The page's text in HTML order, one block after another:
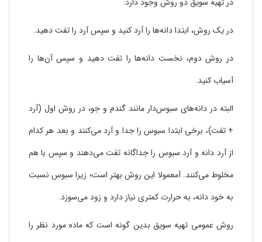
در یک روش، ابتدا دانه‌ها را آرد کنید و سپس آرد را تفت دهید.
در روش دوم، نخست دانه‌ها را تفت دهید و سپس آن‌ها را
آسیاب کنید.
البته در دانه‌های سبوس‌دار مانند گندم و جو، در روش اول (آرد
+ تفت)، برخی ابتدا سبوس را جدا و آرد می‌کنند و بعد هر کدام
از آرد دانه و آرد سبوس را جداگانه تفت می‌دهند و سپس با هم
مخلوط می‌کنند. آمعمولا این روش بهتر است؛ زیرا سبوس نسبت
به خود دانه، به حرارت کمتری نیاز دارد و زود می‌سوزد.
روش عمومی تهیه سویق بدین گونه است که ماده مورد نظر را